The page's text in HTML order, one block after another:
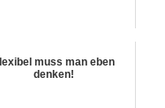
muss man eben
denken!